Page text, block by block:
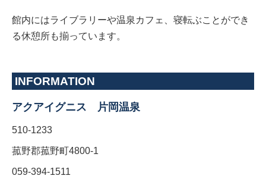
館内にはライブラリーや温泉カフェ、寝転ぶことができ
る休憩所も揃っています。
INFORMATION
アクアイグニス 片岡温泉
510-1233
菰野郡菰野町4800-1
059-394-1511